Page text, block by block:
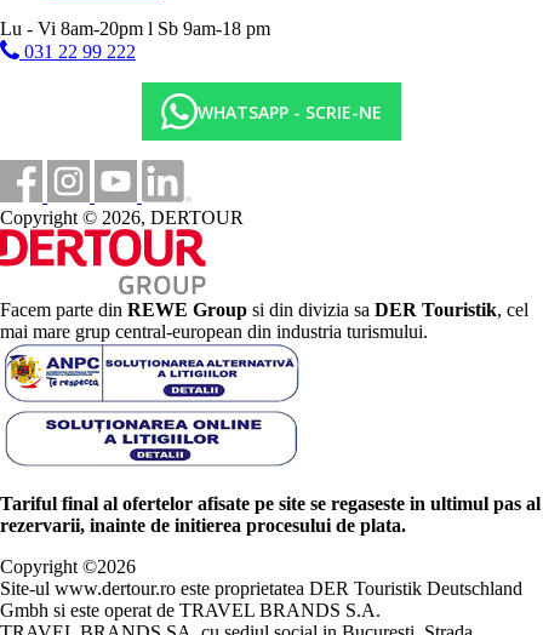
Lu - Vi 8am-20pm l Sb 9am-18 pm
031 22 99 222
WHATSAPP - SCRIE-NE
Copyright © 2026, DERTOUR
Facem parte din REWE Group si din divizia sa DER Touristik, cel
mai mare grup central-european din industria turismului.
Tariful final al ofertelor afisate pe site se regaseste in ultimul pas al
rezervarii, inainte de initierea procesului de plata.
Copyright ©2026
Site-ul www.dertour.ro este proprietatea DER Touristik Deutschland
Gmbh si este operat de TRAVEL BRANDS S.A.